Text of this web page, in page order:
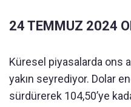
24 TEMMUZ 2024
Küresel piyasalarda ons
yakın seyrediyor. Dolar
sürdürerek 104,50’ye